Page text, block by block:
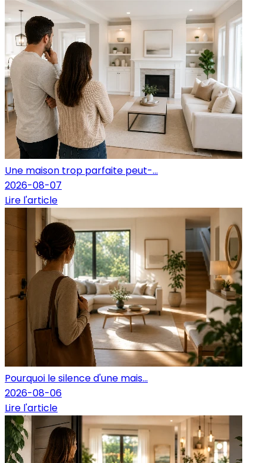
Une maison trop parfaite peut-...
2026-08-07
Lire l'article
Pourquoi le silence d'une mais...
2026-08-06
Lire l'article